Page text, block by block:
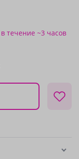
в течение ~3 часов